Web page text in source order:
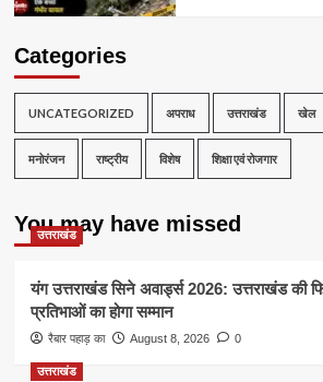
Categories
UNCATEGORIZED अपराध उत्तराखंड खेल
मनोरंजन राष्ट्रीय विशेष शिक्षा एवं रोजगार
You may have missed
उत्तराखंड
यंग उत्तराखंड सिने अवार्ड्स 2026: उत्तराखंड की
प्रतिभाओं का होगा सम्मान
रैबार पहाड़ का August 8, 2026 0
उत्तराखंड